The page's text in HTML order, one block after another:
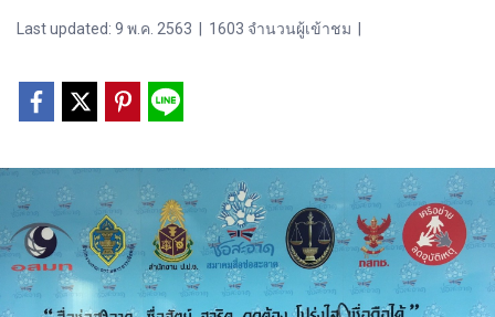
Last updated: 9 พ.ค. 2563 1603 จำนวนผู้เข้าชม